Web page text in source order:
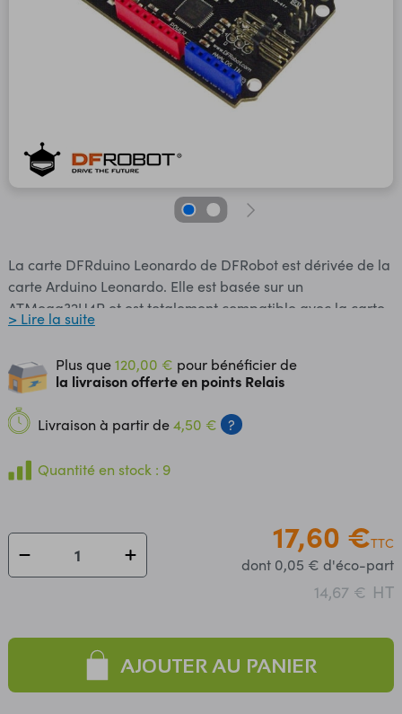
La carte DFRduino Leonardo de DFRobot est dérivée de la
carte Arduino Leonardo. Elle est basée sur un
ATMega32U4P et est totalement compatible avec la carte
Arduino Leonardo R3. La carte est équipée en plus d'un
de couleurs facilitent le raccordement. Le logiciel est
téléchargeable gratuitement. Caractéristiques principales:
- alimentation: via port USB ou 7 à 12 V sur
connecteur alim - microprocesseur: ATMega32U4P -
mémoire flash: 32 kB - mémoire SRAM: 2,5 kB - mémoire
EEPROM: 1 kB - 17 broches d'E/S dont 7 PWM - 6 entrées
> Lire la suite
Plus que120,00 € pour bénéficier de
la livraison offerte en points Relais
Livraison à partir de4,50 € ?
Quantité en stock : 9
17,60 €TTC
dont 0,05 € d'éco-part
14,67 € HT
AJOUTER AU PANIER